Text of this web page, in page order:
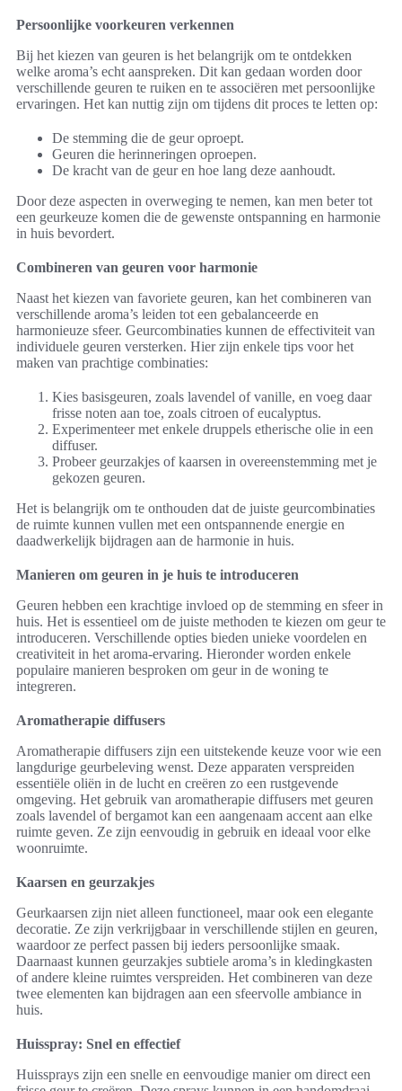
Persoonlijke voorkeuren verkennen
Bij het kiezen van geuren is het belangrijk om te ontdekken
welke aroma’s echt aanspreken. Dit kan gedaan worden door
verschillende geuren te ruiken en te associëren met persoonlijke
ervaringen. Het kan nuttig zijn om tijdens dit proces te letten op:
De stemming die de geur oproept.
Geuren die herinneringen oproepen.
De kracht van de geur en hoe lang deze aanhoudt.
Door deze aspecten in overweging te nemen, kan men beter tot
een geurkeuze komen die de gewenste ontspanning en harmonie
in huis bevordert.
Combineren van geuren voor harmonie
Naast het kiezen van favoriete geuren, kan het combineren van
verschillende aroma’s leiden tot een gebalanceerde en
harmonieuze sfeer. Geurcombinaties kunnen de effectiviteit van
individuele geuren versterken. Hier zijn enkele tips voor het
maken van prachtige combinaties:
Kies basisgeuren, zoals lavendel of vanille, en voeg daar
frisse noten aan toe, zoals citroen of eucalyptus.
Experimenteer met enkele druppels etherische olie in een
diffuser.
Probeer geurzakjes of kaarsen in overeenstemming met je
gekozen geuren.
Het is belangrijk om te onthouden dat de juiste geurcombinaties
de ruimte kunnen vullen met een ontspannende energie en
daadwerkelijk bijdragen aan de harmonie in huis.
Manieren om geuren in je huis te introduceren
Geuren hebben een krachtige invloed op de stemming en sfeer in
huis. Het is essentieel om de juiste methoden te kiezen om geur te
introduceren. Verschillende opties bieden unieke voordelen en
creativiteit in het aroma-ervaring. Hieronder worden enkele
populaire manieren besproken om geur in de woning te
integreren.
Aromatherapie diffusers
Aromatherapie diffusers zijn een uitstekende keuze voor wie een
langdurige geurbeleving wenst. Deze apparaten verspreiden
essentiële oliën in de lucht en creëren zo een rustgevende
omgeving. Het gebruik van aromatherapie diffusers met geuren
zoals lavendel of bergamot kan een aangenaam accent aan elke
ruimte geven. Ze zijn eenvoudig in gebruik en ideaal voor elke
woonruimte.
Kaarsen en geurzakjes
Geurkaarsen zijn niet alleen functioneel, maar ook een elegante
decoratie. Ze zijn verkrijgbaar in verschillende stijlen en geuren,
waardoor ze perfect passen bij ieders persoonlijke smaak.
Daarnaast kunnen geurzakjes subtiele aroma’s in kledingkasten
of andere kleine ruimtes verspreiden. Het combineren van deze
twee elementen kan bijdragen aan een sfeervolle ambiance in
huis.
Huisspray: Snel en effectief
Huissprays zijn een snelle en eenvoudige manier om direct een